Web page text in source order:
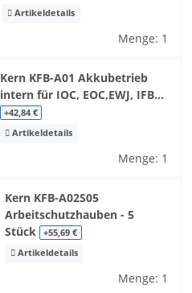
Artikeldetails
Menge: 1
Kern KFB-A01 Akkubetrieb
intern für IOC, EOC,EWJ, IFB...
+42,84 €
Artikeldetails
Menge: 1
Kern KFB-A02S05
Arbeitschutzhauben - 5
Stück +55,69 €
Artikeldetails
Menge: 1